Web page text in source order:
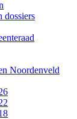
dossiers
Noordenveld